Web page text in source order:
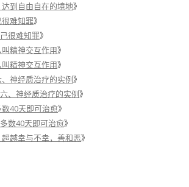
达到自由自在的境地》
很难知罪》
很难知罪》
精神交互作用》
精神交互作用》
神经质治疗的实例》
、神经质治疗的实例》
40天即可治愈》
数40天即可治愈》
越幸与不幸，善和恶》